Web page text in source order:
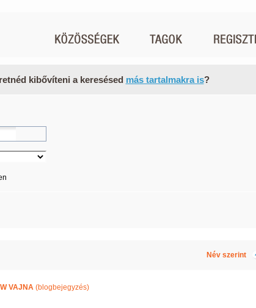
kibővíteni a keresésed más tartalmakra is?
Név szerint
VAJNA(blogbejegyzés)